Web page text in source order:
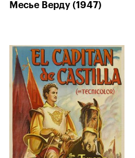
Месье Верду (1947)